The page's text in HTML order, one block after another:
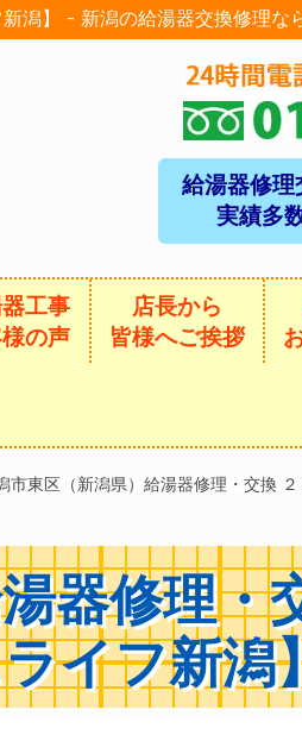
潟】 - 新潟の給湯器交換修理な
給湯器修理
実績多
工事
の声
店長から
皆様へご挨拶
市東区（新潟県）給湯器修理・交換
器修理・
イフ新潟